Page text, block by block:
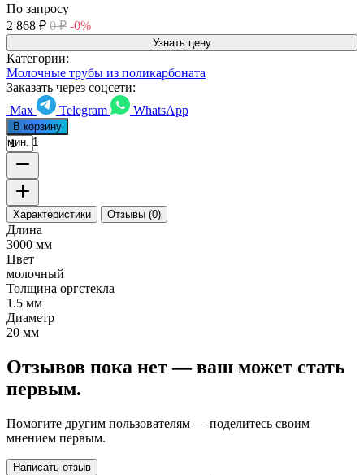
По запросу
2 868 ₽ 0 ₽ -0%
Узнать цену
Категории:
Молочные трубы из поликарбоната
Заказать через соцсети:
Max
Telegram WhatsApp
В корзину
мин. 1
Характеристики Отзывы (0)
Длина
3000 мм
Цвет
молочный
Толщина оргстекла
1.5 мм
Диаметр
20 мм
Отзывов пока нет — ваш может стать
первым.
Помогите другим пользователям — поделитесь своим
мнением первым.
Написать отзыв